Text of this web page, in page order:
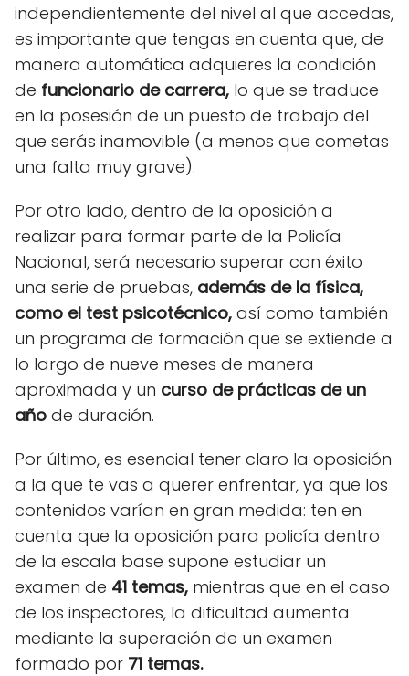
independientemente del nivel al que accedas,
es importante que tengas en cuenta que, de
manera automática adquieres la condición
de funcionario de carrera, lo que se traduce
en la posesión de un puesto de trabajo del
que serás inamovible (a menos que cometas
una falta muy grave).
Por otro lado, dentro de la oposición a
realizar para formar parte de la Policía
Nacional, será necesario superar con éxito
una serie de pruebas, además de la física,
como el test psicotécnico, así como también
un programa de formación que se extiende a
lo largo de nueve meses de manera
aproximada y un curso de prácticas de un
año de duración.
Por último, es esencial tener claro la oposición
a la que te vas a querer enfrentar, ya que los
contenidos varían en gran medida: ten en
cuenta que la oposición para policía dentro
de la escala base supone estudiar un
examen de 41 temas, mientras que en el caso
de los inspectores, la dificultad aumenta
mediante la superación de un examen
formado por 71 temas.